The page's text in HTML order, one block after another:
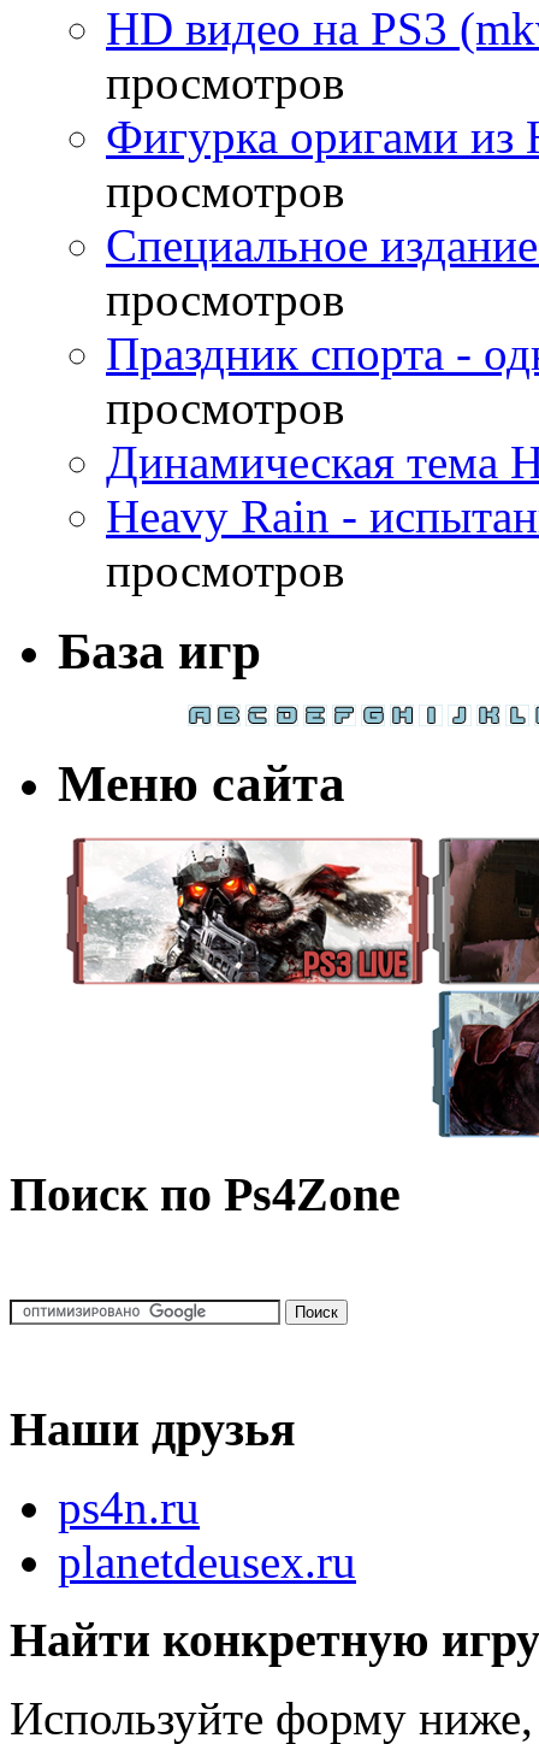
HD видео на PS3
просмотров
Фигурка оригами из
просмотров
Специальное
просмотров
Праздник спорта -
просмотров
Динамическая тема
Heavy Rain -
просмотров
База игр
Меню сайта
Поиск по Ps4Zone
Наши друзья
ps4n.ru
planetdeusex.ru
Найти конкретную
Используйте форму